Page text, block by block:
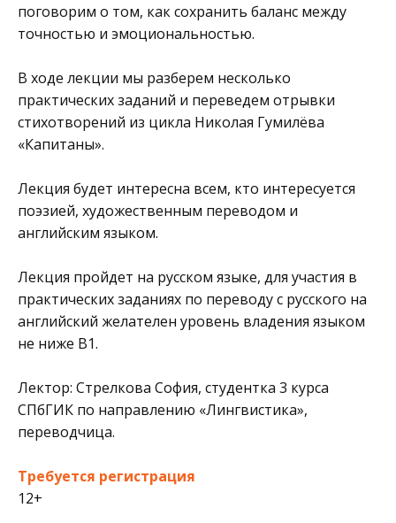
поговорим о том, как сохранить баланс между
точностью и эмоциональностью.
В ходе лекции мы разберем несколько
практических заданий и переведем отрывки
стихотворений из цикла Николая Гумилёва
«Капитаны».
Лекция будет интересна всем, кто интересуется
поэзией, художественным переводом и
английским языком.
Лекция пройдет на русском языке, для участия в
практических заданиях по переводу с русского на
английский желателен уровень владения языком
не ниже B1.
Лектор: Стрелкова София, студентка 3 курса
СПбГИК по направлению «Лингвистика»,
переводчица.
Требуется регистрация
12+